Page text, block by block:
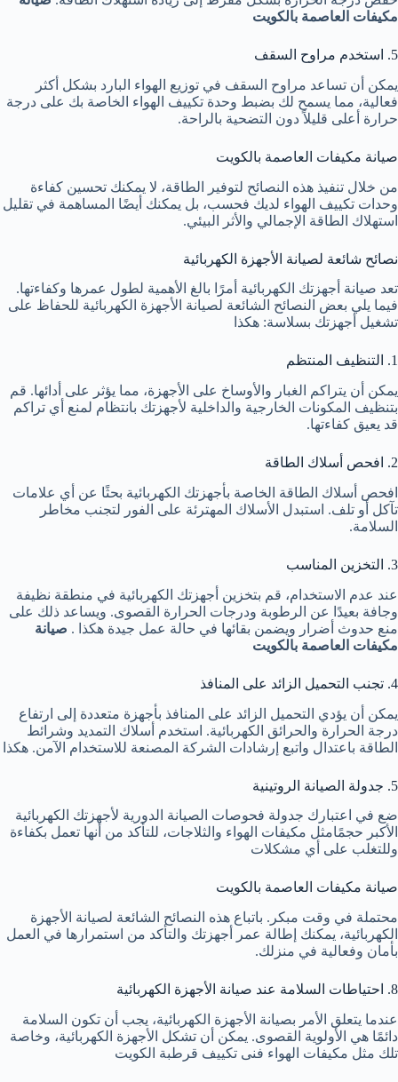
مكيفات العاصمة بالكويت
5. استخدم مراوح السقف
يمكن أن تساعد مراوح السقف في توزيع الهواء البارد بشكل أكثر
فعالية، مما يسمح لك بضبط وحدة تكييف الهواء الخاصة بك على درجة
حرارة أعلى قليلاً دون التضحية بالراحة.
صيانة مكيفات العاصمة بالكويت
من خلال تنفيذ هذه النصائح لتوفير الطاقة، لا يمكنك تحسين كفاءة
وحدات تكييف الهواء لديك فحسب، بل يمكنك أيضًا المساهمة في تقليل
استهلاك الطاقة الإجمالي والأثر البيئي.
نصائح شائعة لصيانة الأجهزة الكهربائية
تعد صيانة أجهزتك الكهربائية أمرًا بالغ الأهمية لطول عمرها وكفاءتها.
فيما يلي بعض النصائح الشائعة لصيانة الأجهزة الكهربائية للحفاظ على
تشغيل أجهزتك بسلاسة: هكذا
1. التنظيف المنتظم
يمكن أن يتراكم الغبار والأوساخ على الأجهزة، مما يؤثر على أدائها. قم
بتنظيف المكونات الخارجية والداخلية لأجهزتك بانتظام لمنع أي تراكم
قد يعيق كفاءتها.
2. افحص أسلاك الطاقة
افحص أسلاك الطاقة الخاصة بأجهزتك الكهربائية بحثًا عن أي علامات
تآكل أو تلف. استبدل الأسلاك المهترئة على الفور لتجنب مخاطر
السلامة.
3. التخزين المناسب
عند عدم الاستخدام، قم بتخزين أجهزتك الكهربائية في منطقة نظيفة
وجافة بعيدًا عن الرطوبة ودرجات الحرارة القصوى. ويساعد ذلك على
منع حدوث أضرار ويضمن بقائها في حالة عمل جيدة هكذا . صيانة
مكيفات العاصمة بالكويت
4. تجنب التحميل الزائد على المنافذ
يمكن أن يؤدي التحميل الزائد على المنافذ بأجهزة متعددة إلى ارتفاع
درجة الحرارة والحرائق الكهربائية. استخدم أسلاك التمديد وشرائط
الطاقة باعتدال واتبع إرشادات الشركة المصنعة للاستخدام الآمن. هكذا
5. جدولة الصيانة الروتينية
ضع في اعتبارك جدولة فحوصات الصيانة الدورية لأجهزتك الكهربائية
الأكبر حجمًامثل مكيفات الهواء والثلاجات، للتأكد من أنها تعمل بكفاءة
وللتغلب على أي مشكلات
صيانة مكيفات العاصمة بالكويت
محتملة في وقت مبكر. باتباع هذه النصائح الشائعة لصيانة الأجهزة
الكهربائية، يمكنك إطالة عمر أجهزتك والتأكد من استمرارها في العمل
بأمان وفعالية في منزلك.
8. احتياطات السلامة عند صيانة الأجهزة الكهربائية
عندما يتعلق الأمر بصيانة الأجهزة الكهربائية، يجب أن تكون السلامة
دائمًا هي الأولوية القصوى. يمكن أن تشكل الأجهزة الكهربائية، وخاصة
تلك مثل مكيفات الهواء فنى تكييف قرطبة الكويت